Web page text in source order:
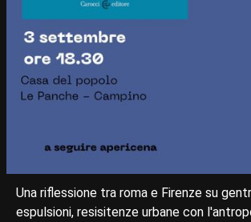
Una riflessione tra roma e Firenze su
espulsioni, resisitenze urbane con